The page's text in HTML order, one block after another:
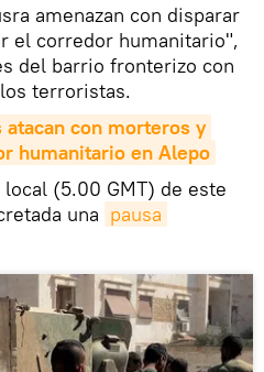
amenazan con disparar
el corredor humanitario",
del barrio fronterizo con
terroristas.
atacan con morteros y
humanitario en Alepo
(5.00 GMT) de este
una pausa